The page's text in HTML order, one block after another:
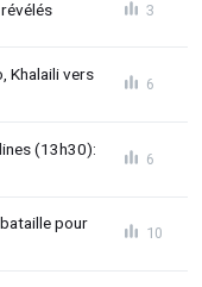
3
Khalaili vers
6
(13h30):
6
pour
10